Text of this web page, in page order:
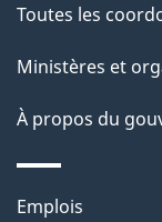
p
a
g
e
Toutes les
Ministères et
À propos du
Thèmes
Emplois